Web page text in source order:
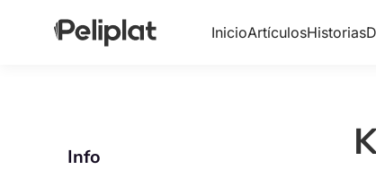
InicioArtículosHistorias
Info